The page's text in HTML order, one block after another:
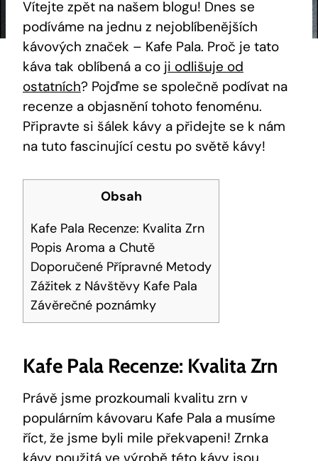
Vítejte zpět na našem blogu!⁤ Dnes se ​
podíváme‍ na‌ jednu z nejoblíbenějších
kávových značek⁤ – Kafe Pala. Proč je tato ​
káva tak oblíbená a co ji odlišuje od
ostatních? Pojďme se společně podívat‍ na
recenze a objasnění tohoto fenoménu.
Připravte si ​šálek kávy a‍ přidejte se ⁢k ‌nám
na tuto‌ fascinující cestu po světě kávy!
Obsah
Kafe Pala Recenze: Kvalita Zrn
Popis Aroma a Chutě
Doporučené Přípravné Metody
Zážitek z Návštěvy Kafe Pala
Závěrečné poznámky
Kafe Pala Recenze: Kvalita Zrn
Právě ‌jsme prozkoumali kvalitu zrn​ v
populárním kávovaru ⁢Kafe Pala a musíme
říct, že jsme byli ⁢mile překvapeni! Zrnka